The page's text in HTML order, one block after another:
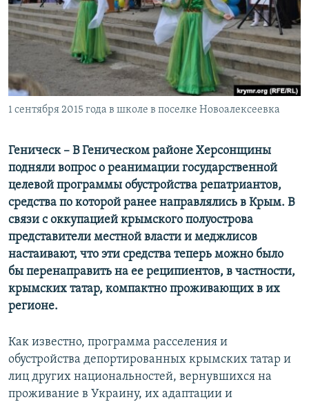
ПОБЕДИТЕЛЕЙ НЕ СУДЯТ?
КРЫМ.НЕПОКОРЕННЫЙ
УКРАИНСКАЯ ПРОБЛЕМА КРЫМА
ПРИСОЕДИНЯЙТЕСЬ!
Все сайты RFE/RL
1 сентября 2015 года в школе в поселке Новоалексеевка
Геническ – В Геническом районе Херсонщины
подняли вопрос о реанимации государственной
целевой программы обустройства репатриантов,
средства по которой ранее направлялись в Крым. В
связи с оккупацией крымского полуострова
представители местной власти и меджлисов
настаивают, что эти средства теперь можно было
бы перенаправить на ее реципиентов, в частности,
крымских татар, компактно проживающих в их
регионе.
Как известно, программа расселения и
обустройства депортированных крымских татар и
лиц других национальностей, вернувшихся на
проживание в Украину, их адаптации и